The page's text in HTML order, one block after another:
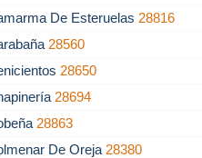
De Esteruelas 28816
28560
28650
28694
28863
De Oreja 28380